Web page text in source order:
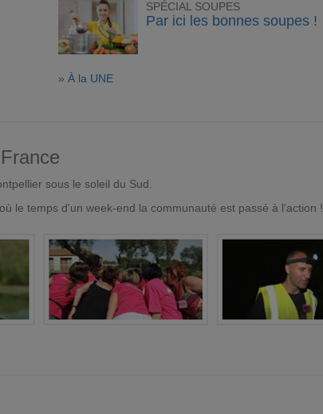
SPÉCIAL SOUPES
Par ici les bonnes soupes !
» À la UNE
sous le soleil du Sud.
le temps d'un week-end la communauté est passé à l'action !